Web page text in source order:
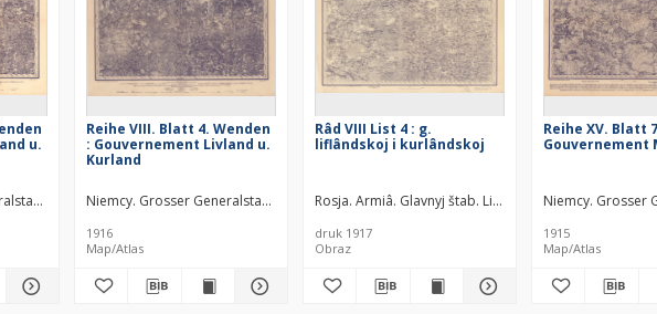
u.
Kartographische Abteilung. Redaktor
Reihe VIII. Blatt 4. Wenden
: Gouvernement Livland u.
Kurland
Niemcy. Grosser Generalstab. Kartographische Abteilung. Redaktor
1916
Map/Atlas
Râd VIII List 4 : g.
liflândskoj i kurlândskoj
Rosja. Armiâ. Glavnyj štab. Litografìâ
druk 1917
Obraz
Reihe XV. Blatt
Gouvernement
Niemcy. Grosser
1915
Map/Atlas